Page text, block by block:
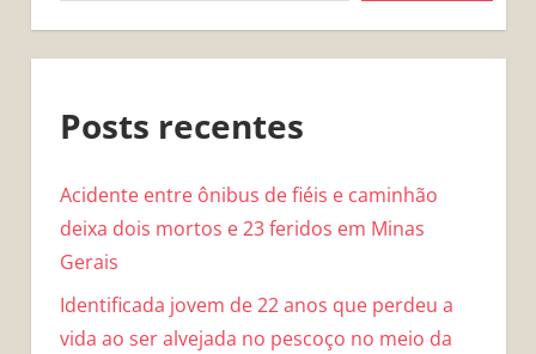
Posts recentes
Acidente entre ônibus de fiéis e caminhão
deixa dois mortos e 23 feridos em Minas
Gerais
Identificada jovem de 22 anos que perdeu a
vida ao ser alvejada no pescoço no meio da